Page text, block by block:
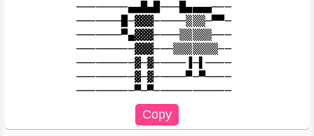
────────▄▄█▄█───█▄▄▄▄───
───────█─▓▓▓─────▒▒▒─▀▀─
───────▀▄▓▓▓────▒▒▒▒▒───
─────────▓▓▓───▒▒▒▒▒▒▒──
─────────▓─▓─────▐─▌────
─────────▓─▓─────▀─▀────